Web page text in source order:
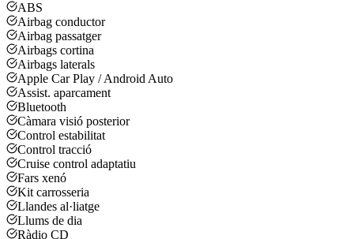
ABS
Airbag conductor
Airbag passatger
Airbags cortina
Airbags laterals
Apple Car Play / Android Auto
Assist. aparcament
Bluetooth
Càmara visió posterior
Control estabilitat
Control tracció
Cruise control adaptatiu
Fars xenó
Kit carrosseria
Llandes al·liatge
Llums de dia
Ràdio CD